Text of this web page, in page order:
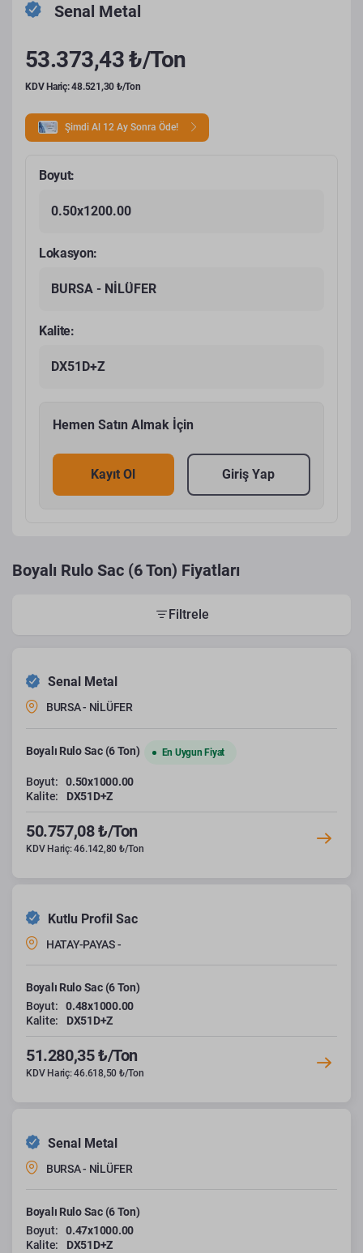
Senal Metal
53.373,43 ₺/Ton
KDV Hariç: 48.521,30 ₺/Ton
Şimdi Al 12 Ay Sonra Öde!
Boyut:
0.50x1200.00
Lokasyon:
BURSA - NİLÜFER
Kalite:
DX51D+Z
Hemen Satın Almak İçin
Kayıt Ol Giriş Yap
Boyalı Rulo Sac (6 Ton) Fiyatları
Filtrele
Senal Metal
BURSA - NİLÜFER
Boyalı Rulo Sac (6 Ton) En Uygun Fiyat
Boyut:
0.50x1000.00
Kalite:
DX51D+Z
50.757,08 ₺/Ton
KDV Hariç: 46.142,80 ₺/Ton
Kutlu Profil Sac
HATAY-PAYAS -
Boyalı Rulo Sac (6 Ton)
Boyut:
0.48x1000.00
Kalite:
DX51D+Z
51.280,35 ₺/Ton
KDV Hariç: 46.618,50 ₺/Ton
Senal Metal
BURSA - NİLÜFER
Boyalı Rulo Sac (6 Ton)
Boyut:
0.47x1000.00
Kalite:
DX51D+Z